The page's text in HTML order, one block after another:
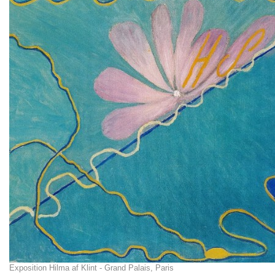
Exposition Hilma af Klint - Grand Palais, Paris